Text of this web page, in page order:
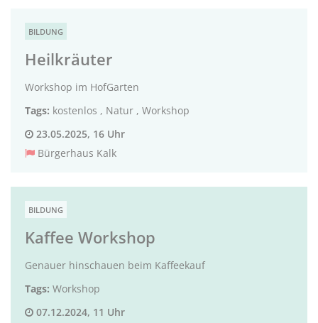
BILDUNG
Heilkräuter
Workshop im HofGarten
Tags: kostenlos , Natur , Workshop
23.05.2025, 16 Uhr
Bürgerhaus Kalk
BILDUNG
Kaffee Workshop
Genauer hinschauen beim Kaffeekauf
Tags: Workshop
07.12.2024, 11 Uhr